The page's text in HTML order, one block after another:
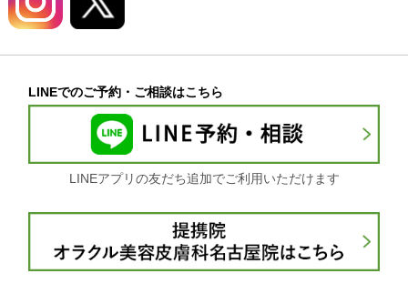
LINEでのご予約・ご相談はこちら
LINEアプリの友だち追加でご利用いただけます